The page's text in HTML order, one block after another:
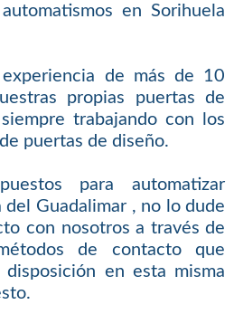
en Sorihuela
de más de 10
propias puertas de
trabajando con los
puertas de diseño.
para automatizar
del Guadalimar , no lo dude
con nosotros a través de
de contacto que
en esta misma